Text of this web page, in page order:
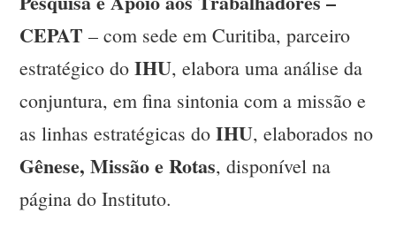
CEPAT – com sede em Curitiba, parceiro
estratégico doIHU, elabora uma análise da
conjuntura, em fina sintonia com a missão e
as linhas estratégicas doIHU, elaborados no
Gênese, Missão e Rotas, disponível na
página do Instituto.